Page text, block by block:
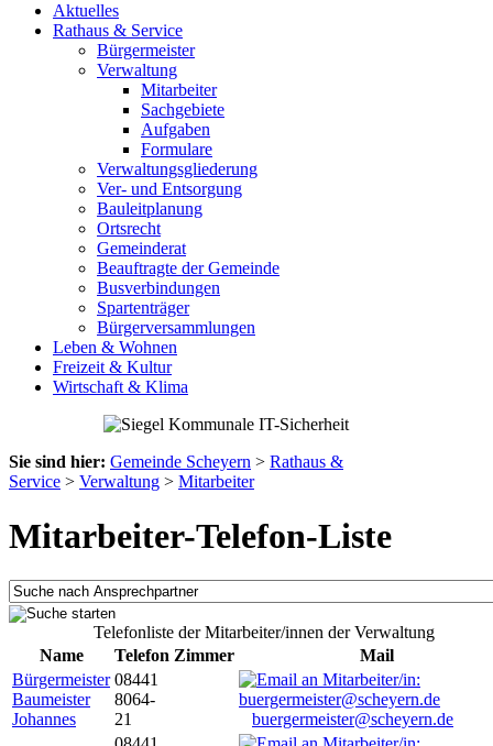
Aktuelles
Rathaus & Service
Bürgermeister
Verwaltung
Mitarbeiter
Sachgebiete
Aufgaben
Formulare
Verwaltungsgliederung
Ver- und Entsorgung
Bauleitplanung
Ortsrecht
Gemeinderat
Beauftragte der Gemeinde
Busverbindungen
Spartenträger
Bürgerversammlungen
Leben & Wohnen
Freizeit & Kultur
Wirtschaft & Klima
Sie sind hier: Gemeinde Scheyern > Rathaus &
Service > Verwaltung > Mitarbeiter
Mitarbeiter-Telefon-Liste
Telefonliste der Mitarbeiter/innen der Verwaltung
Name
Telefon Zimmer
Mail
Bürgermeister
Baumeister
Johannes
08441
8064-
21
buergermeister@scheyern.de